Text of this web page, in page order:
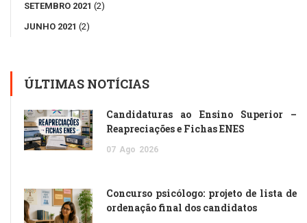
SETEMBRO 2021 (2)
JUNHO 2021 (2)
ÚLTIMAS NOTÍCIAS
Candidaturas ao Ensino Superior –
Reapreciações e Fichas ENES
07 Ago 2026
Concurso psicólogo: projeto de lista de
ordenação final dos candidatos